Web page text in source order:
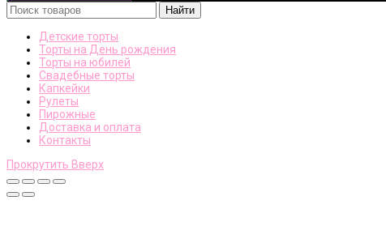
Найти
Детские торты
Торты на День рождения
Торты на юбилей
Свадебные торты
Капкейки
Рулеты
Пирожные
Доставка и оплата
Контакты
Прокрутить Вверх